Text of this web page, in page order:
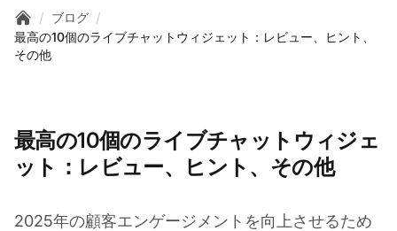
Home
/ ブログ /
最高の10個のライブチャットウィジェット：レビュー、ヒント、
その他
最高の10個のライブチャットウィジェ
ット：レビュー、ヒント、その他
2025年の顧客エンゲージメントを向上させるため